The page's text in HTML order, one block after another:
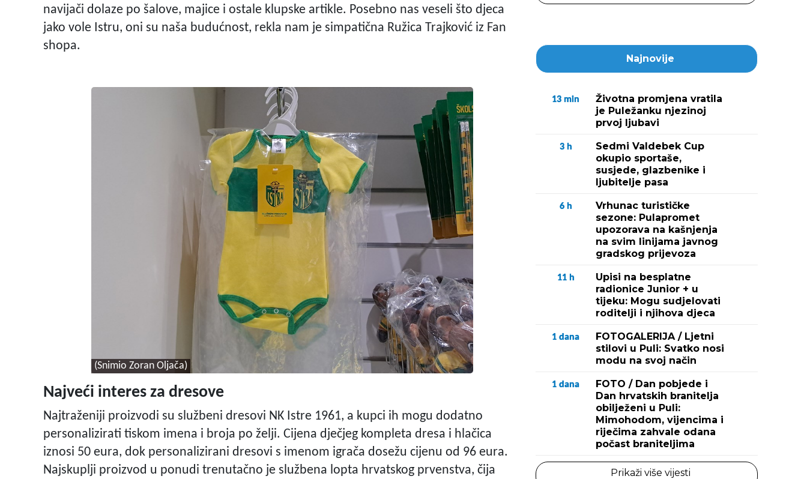
navijači dolaze po šalove, majice i ostale klupske artikle. Posebno nas veseli što djeca
jako vole Istru, oni su naša budućnost, rekla nam je simpatična Ružica Trajković iz Fan
shopa.
(Snimio Zoran Oljača)
Najveći interes za dresove
Najtraženiji proizvodi su službeni dresovi NK Istre 1961, a kupci ih mogu dodatno
personalizirati tiskom imena i broja po želji. Cijena dječjeg kompleta dresa i hlačica
iznosi 50 eura, dok personalizirani dresovi s imenom igrača dosežu cijenu od 96 eura.
Najskuplji proizvod u ponudi trenutačno je službena lopta hrvatskog prvenstva, čija
Najnovije
13 min
Životna promjena vratila
je Puležanku njezinoj
prvoj ljubavi
3 h
Sedmi Valdebek Cup
okupio sportaše,
susjede, glazbenike i
ljubitelje pasa
6 h
Vrhunac turističke
sezone: Pulapromet
upozorava na kašnjenja
na svim linijama javnog
gradskog prijevoza
11 h
Upisi na besplatne
radionice Junior + u
tijeku: Mogu sudjelovati
roditelji i njihova djeca
1 dana
FOTOGALERIJA / Ljetni
stilovi u Puli: Svatko nosi
modu na svoj način
1 dana
FOTO / Dan pobjede i
Dan hrvatskih branitelja
obilježeni u Puli:
Mimohodom, vijencima i
riječima zahvale odana
počast braniteljima
Prikaži više vijesti